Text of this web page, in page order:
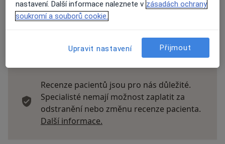
Přidejte svůj názor
Recenze pacientů jsou pro nás důležité.
Specialisté nemají možnost zaplatit za
odstranění nebo změnu recenze pacienta.
Další informace.
nastavení. Další informace naleznete v zásadách ochrany
soukromí a souborů cookie.
Upravit nastavení Přijmout